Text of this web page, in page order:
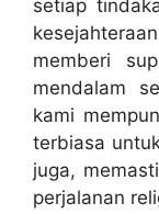
setiap
memberi
mendalam
kami
terbiasa
juga,
perjalanan